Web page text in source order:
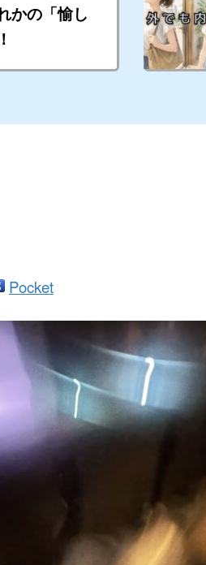
かの「愉し
Pocket